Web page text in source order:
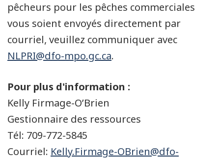
pêcheurs pour les pêches commerciales
vous soient envoyés directement par
courriel, veuillez communiquer avec
NLPRI@dfo-mpo.gc.ca.
Pour plus d'information :
Kelly Firmage-O’Brien
Gestionnaire des ressources
Tél: 709-772-5845
Courriel: Kelly.Firmage-OBrien@dfo-